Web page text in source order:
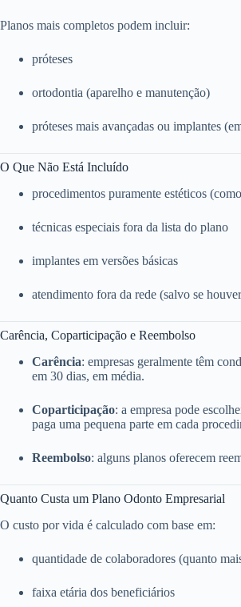
Planos mais completos podem incluir:
próteses
ortodontia (aparelho e manutenção)
próteses mais avançadas ou implantes
O Que Não Está Incluído
procedimentos puramente estéticos
técnicas especiais fora da lista do plano
implantes em versões básicas
atendimento fora da rede (salvo se
Carência, Coparticipação e Reembolso
Carência: empresas geralmente têm
em 30 dias, em média.
Coparticipação: a empresa pode
paga uma pequena parte em cada
Reembolso: alguns planos oferecem
Quanto Custa um Plano Odonto Empresarial
O custo por vida é calculado com base em:
quantidade de colaboradores (quanto
faixa etária dos beneficiários